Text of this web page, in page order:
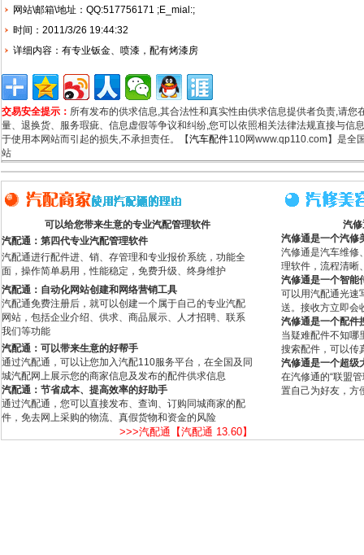
网站\邮箱\地址：QQ:517756171 ;E_mial:;
时间：2011/3/26 19:44:32
详细内容：有专业钣金、喷漆，配有烤漆房
交易安全提示： 所有发布的供求信息,其合法性和真实性由供求信息提供者负责,请
量、退换货、服务瑕疵、信息虚假等争议和纠纷,您可以依照相关法律法规直接与信
于使用本网站而引起的损失,不承担责任。【汽车配件110网www.qp110.com】是全
站
可以给您带来生意的专业汽配管理软件
汽配通：第四代专业汽配管理软件
汽配通进行配件进、销、存管理和专业报价系统，功能全
面，操作简单易用，性能稳定，免费升级、终身维护
汽配通：自动化网站创建和网络营销工具
汽配通免费注册后，就可以创建一个属于自己的专业汽配
网站，包括企业介绍、供求、商品展示、人才招聘、联系
我们等功能
汽配通：可以带来生意的好帮手
通过汽配通，可以让您加入汽配110服务平台，在全国及同
城汽配网上展示您的商家信息及发布的配件供求信息
汽配通：节省成本、提高效率的好助手
通过汽配通，您可以直接发布、查询、订购同城商家的配
件，免去网上采购的物流、真假货物和资金的风险
>>>汽配通【汽配通 13.60】
汽
汽修通是一个汽修
汽修通是汽车维修
理软件，流程清晰
汽修通是一个智能
可以用汽配通光速
送。接收方立即会
汽修通是一个配件
当疑难配件不知哪
搜索配件，可以传
汽修通是一个超级
在汽修通的“联盟
置自己为好友，方